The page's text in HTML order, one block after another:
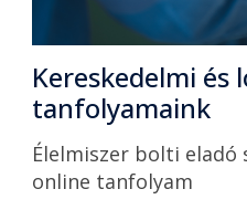
Kereskedelmi és
tanfolyamaink
Élelmiszer bolti eladó
online tanfolyam